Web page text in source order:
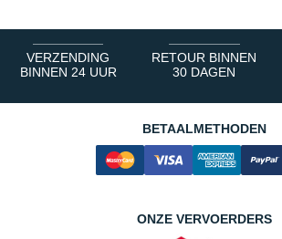
VERZENDING
BINNEN 24 UUR
RETOUR BINNEN
30 DAGEN
BETAALMETHODEN
ONZE VERVOERDERS